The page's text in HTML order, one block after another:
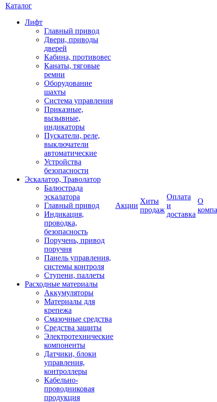
Каталог
Лифт
Главный привод
Двери, приводы
дверей
Кабина, противовес
Канаты, тяговые
ремни
Оборудование
шахты
Система управления
Приказные,
вызывные,
индикаторы
Пускатели, реле,
выключатели
автоматические
Устройства
безопасности
Эскалатор, Траволатор
Балюстрада
эскалатора
Главный привод
Индикация,
проводка,
безопасность
Поручень, привод
поручня
Панель управления,
системы контроля
Ступени, паллеты
Расходные материалы
Аккумуляторы
Материалы для
крепежа
Смазочные средства
Средства защиты
Электротехнические
компоненты
Датчики, блоки
управления,
контроллеры
Кабельно-
проводниковая
продукция
Акции
Хиты
продаж
Оплата
и
доставка
О